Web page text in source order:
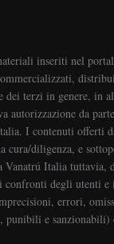
inseriti nel
dei terzi in genere, in
autorizzazione da
I contenuti offerti
cura/diligenza, e
Italia tuttavia,
confronti degli utenti e
errori,
punibili e sanzionabili)